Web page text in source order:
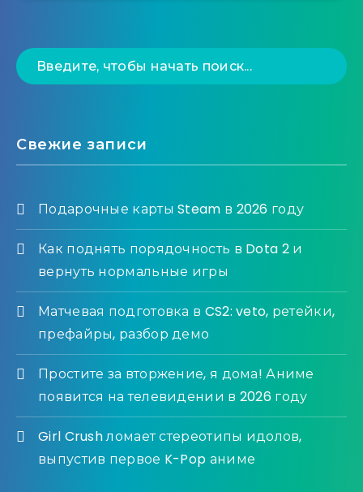
Свежие записи
Подарочные карты Steam в 2026 году
Как поднять порядочность в Dota 2 и
вернуть нормальные игры
Матчевая подготовка в CS2: veto, ретейки,
префайры, разбор демо
Простите за вторжение, я дома! Аниме
появится на телевидении в 2026 году
Girl Crush ломает стереотипы идолов,
выпустив первое K-Pop аниме